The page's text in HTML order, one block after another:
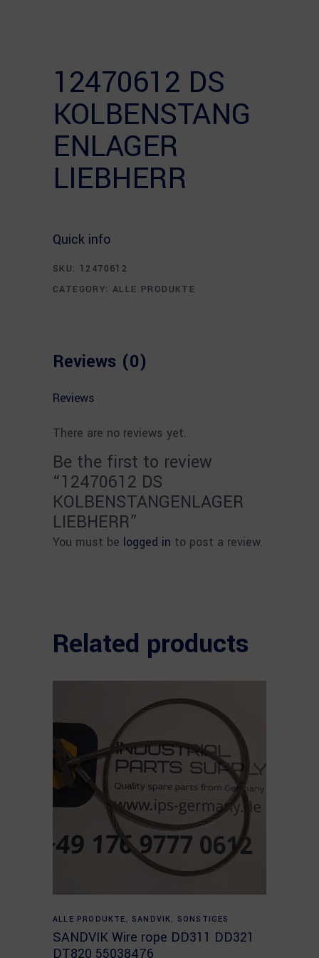
12470612 DS
KOLBENSTANG
ENLAGER
LIEBHERR
Quick info
SKU: 12470612
CATEGORY:ALLE PRODUKTE
Reviews (0)
Reviews
There are no reviews yet.
Be the first to review
“12470612 DS
KOLBENSTANGENLAGER
LIEBHERR”
You must be logged in to post a review.
Related products
Read more
ALLE PRODUKTE , SANDVIK, SONSTIGES
SANDVIK Wire rope DD311 DD321
DT820 55038476